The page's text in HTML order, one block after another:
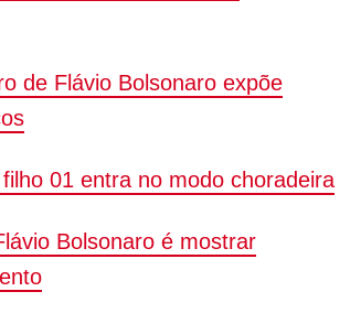
de Flávio Bolsonaro expõe
01 entra no modo choradeira
Bolsonaro é mostrar